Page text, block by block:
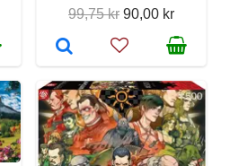
99,75 kr 90,00 kr